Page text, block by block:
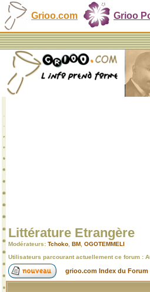
Grioo.com Grioo
Littérature Etrangère
Modérateurs: Tchoko BM OGOTEMMELI
Utilisateurs parcourant actuellement ce forum :
grioo.com Index du Forum